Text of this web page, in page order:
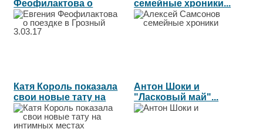
Феофилактова о
поездке в Грозный
3.03.17...
семейные хроники...
Катя Король показала
свои новые тату на
интимных...
Антон Шоки и
"Ласковый май"...